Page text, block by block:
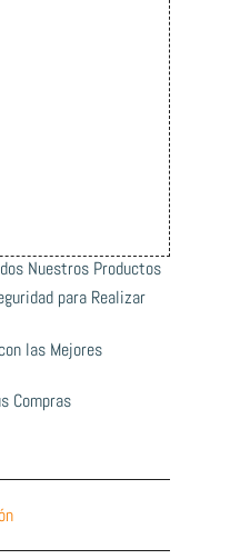
Nuestros Productos
para Realizar
las Mejores
Compras